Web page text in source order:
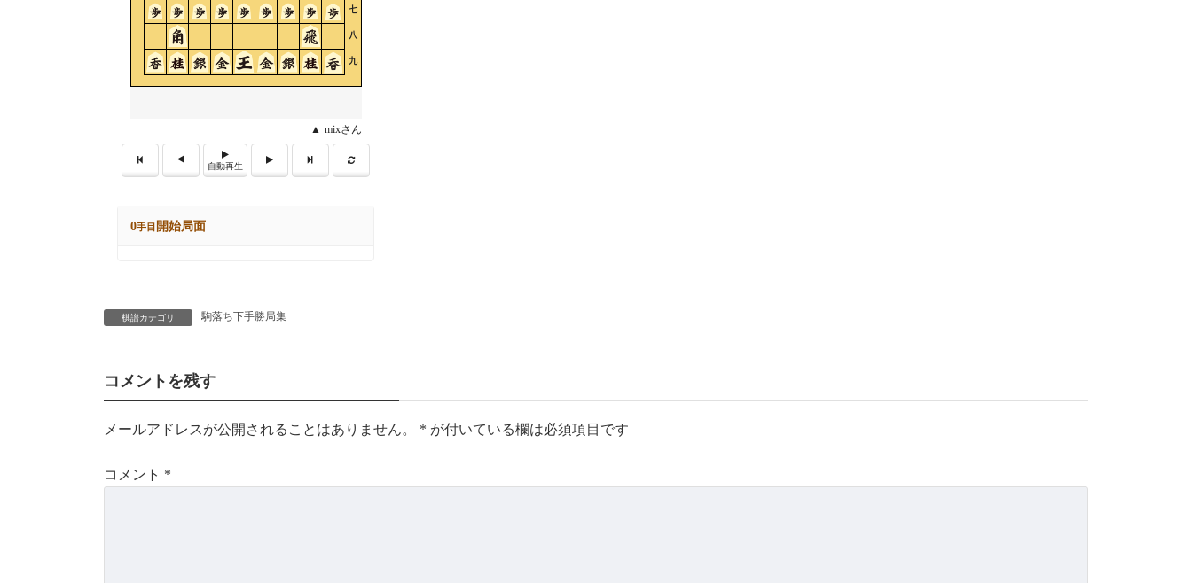
棋譜カテゴリ 駒落ち下手勝局集
コメントを残す
メールアドレスが公開されることはありません。 * が付いている欄は必須項目です
コメント *